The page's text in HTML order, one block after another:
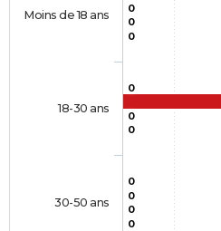
0
0
0
0
0
0
0
0
0
0
Moins de 18 ans
18-30 ans
30-50 ans